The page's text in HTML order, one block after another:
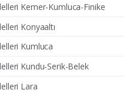
Kemer-Kumluca-Finike
Konyaaltı
Kumluca
Kundu-Serik-Belek
Lara